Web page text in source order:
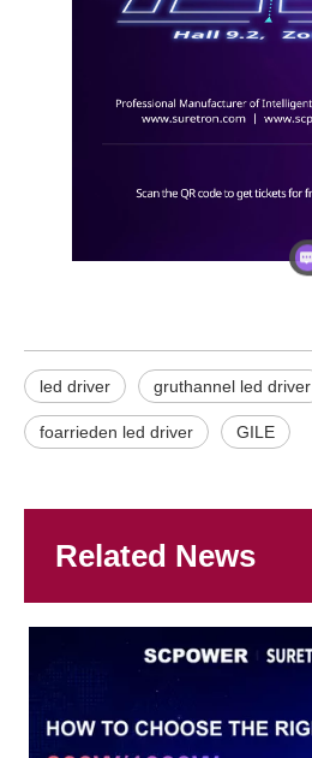
led driver gruthannel led driver
foarrieden led driver GILE
Related News